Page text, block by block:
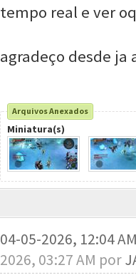
tempo real e ver
agradeço desde ja
Arquivos Anexados
Miniatura(s)
04-05-2026, 12:04
2026, 03:27 AM por